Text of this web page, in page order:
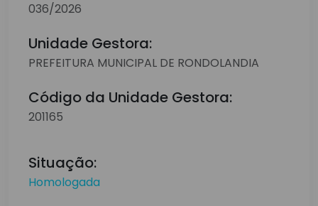
036/2026
Unidade Gestora:
PREFEITURA MUNICIPAL DE RONDOLANDIA
Código da Unidade Gestora:
201165
Situação:
Homologada